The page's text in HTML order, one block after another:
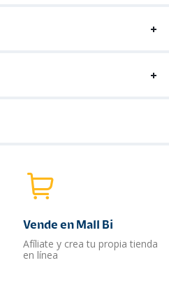
Vende en Mall Bi
Afíliate y crea tu propia tienda
en línea